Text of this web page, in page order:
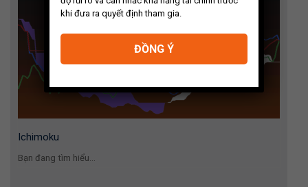
Ichimoku
Bạn đang tìm hiểu...
khi đưa ra quyết định tham gia.
ĐỒNG Ý